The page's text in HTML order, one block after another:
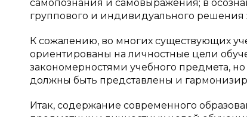
самопознания и самовыражения; в
группового и индивидуального решения
К сожалению, во многих существующих
ориентированы на личностные цели
закономерностями учебного предмета,
должны быть представлены и
Итак, содержание современного